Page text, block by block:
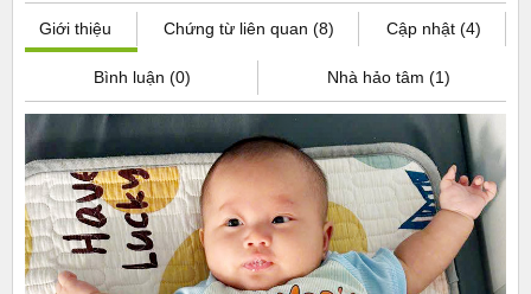
Giới thiệu Chứng từ liên quan (8) Cập nhật (4)
Bình luận (0) Nhà hảo tâm (1)